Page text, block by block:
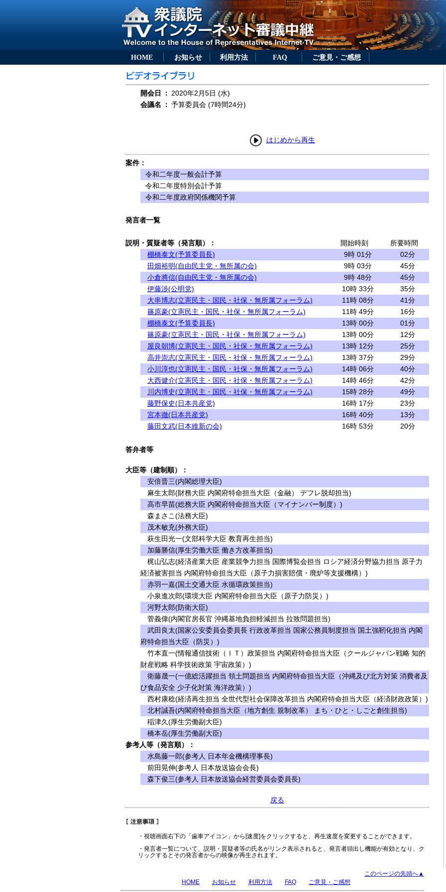
HOME お知らせ 利用方法 FAQ ご意見・ご感想
開会日 ： 2020年2月5日 (水)
会議名
： 予算委員会 (7時間24分)
はじめから再生
案件：
令和二年度一般会計予算
令和二年度特別会計予算
令和二年度政府関係機関予算
発言者一覧
説明・質疑者等（発言順）： 開始時刻
所要時間
棚橋泰文(予算委員長)
9時 01分
02分
田畑裕明(自由民主党・無所属の会)
9時 03分
45分
小倉將信(自由民主党・無所属の会)
9時 48分
45分
伊藤渉(公明党)
10時 33分
35分
大串博志(立憲民主・国民・社保・無所属フォーラム)
11時 08分
41分
篠原豪(立憲民主・国民・社保・無所属フォーラム)
11時 49分
16分
棚橋泰文(予算委員長)
13時 00分
01分
篠原豪(立憲民主・国民・社保・無所属フォーラム)
13時 00分
12分
屋良朝博(立憲民主・国民・社保・無所属フォーラム)
13時 12分
25分
高井崇志(立憲民主・国民・社保・無所属フォーラム)
13時 37分
29分
小川淳也(立憲民主・国民・社保・無所属フォーラム)
14時 06分
40分
大西健介(立憲民主・国民・社保・無所属フォーラム)
14時 46分
42分
川内博史(立憲民主・国民・社保・無所属フォーラム)
15時 28分
49分
藤野保史(日本共産党)
16時 17分
23分
宮本徹(日本共産党)
16時 40分
13分
藤田文武(日本維新の会)
16時 53分 20分
答弁者等
大臣等（建制順）：
安倍晋三(内閣総理大臣)
麻生太郎(財務大臣 内閣府特命担当大臣（金融） デフレ脱却担当)
高市早苗(総務大臣 内閣府特命担当大臣（マイナンバー制度）)
森まさこ(法務大臣)
茂木敏充(外務大臣)
萩生田光一(文部科学大臣 教育再生担当)
加藤勝信(厚生労働大臣 働き方改革担当)
梶山弘志(経済産業大臣 産業競争力担当 国際博覧会担当 ロシア経済分野協力担当 原子力
経済被害担当 内閣府特命担当大臣（原子力損害賠償・廃炉等支援機構）)
赤羽一嘉(国土交通大臣 水循環政策担当)
小泉進次郎(環境大臣 内閣府特命担当大臣（原子力防災）)
河野太郎(防衛大臣)
菅義偉(内閣官房長官 沖縄基地負担軽減担当 拉致問題担当)
武田良太(国家公安委員会委員長 行政改革担当 国家公務員制度担当 国土強靭化担当 内閣
府特命担当大臣（防災）)
竹本直一(情報通信技術（ＩＴ）政策担当 内閣府特命担当大臣（クールジャパン戦略 知的
財産戦略 科学技術政策 宇宙政策）)
衛藤晟一(一億総活躍担当 領土問題担当 内閣府特命担当大臣（沖縄及び北方対策 消費者及
び食品安全 少子化対策 海洋政策）)
西村康稔(経済再生担当 全世代型社会保障改革担当 内閣府特命担当大臣（経済財政政策）)
北村誠吾(内閣府特命担当大臣（地方創生 規制改革） まち・ひと・しごと創生担当)
稲津久(厚生労働副大臣)
橋本岳(厚生労働副大臣)
参考人等（発言順）：
水島藤一郎(参考人 日本年金機構理事長)
前田晃伸(参考人 日本放送協会会長)
森下俊三(参考人 日本放送協会経営委員会委員長)
戻る
・視聴画面右下の「歯車アイコン」から[速度]をクリックすると、再生速度を変更することができます。
・発言者一覧について、説明・質疑者等の氏名がリンク表示されると、発言者頭出し機能が有効となり、ク
リックするとその発言者からの映像が再生されます。
このページの先頭へ▲
HOME
お知らせ 利用方法 FAQ ご意見・ご感想